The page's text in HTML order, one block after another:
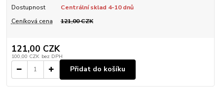
Dostupnost
Centrální sklad 4-10 dnů
Ceníková cena
121,00 CZK
121,00 CZK
100,00 CZK bez DPH
Přidat do košíku